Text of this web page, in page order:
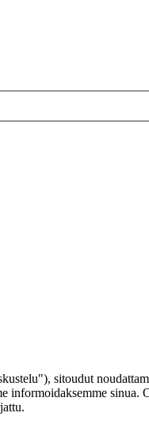
sitoudut
informoidaksemme sinua.